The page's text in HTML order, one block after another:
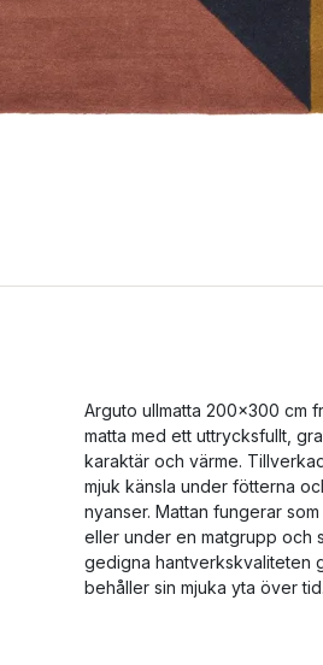
Arguto ullmatta 200x300 cm
matta med ett uttrycksfullt,
karaktär och värme.
mjuk känsla under fötterna
nyanser. Mattan fungerar
eller under en matgrupp och
gedigna hantverkskvaliteten
behåller sin mjuka yta över tid.